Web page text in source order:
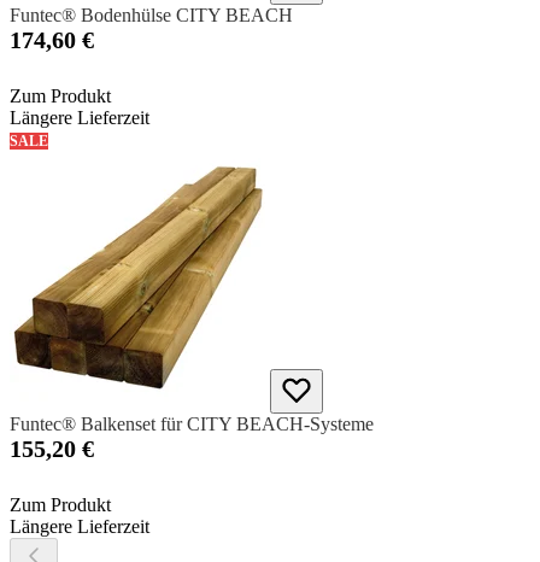
Funtec® Bodenhülse CITY BEACH
174,60 €
Zum Produkt
Längere Lieferzeit
SALE
Funtec® Balkenset für CITY BEACH-Systeme
155,20 €
Zum Produkt
Längere Lieferzeit